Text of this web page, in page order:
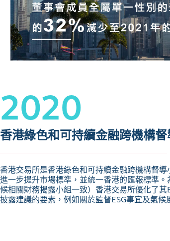
2020
香港綠色和可持續金融跨機構
香港交易所是香港綠色和可持續金融跨機構督
進一步提升市場標準，並統一香港的匯報標準
候相關財務揭露小組一致）香港交易所優化了
披露建議的要素，例如關於監督ESG事宜及氣候